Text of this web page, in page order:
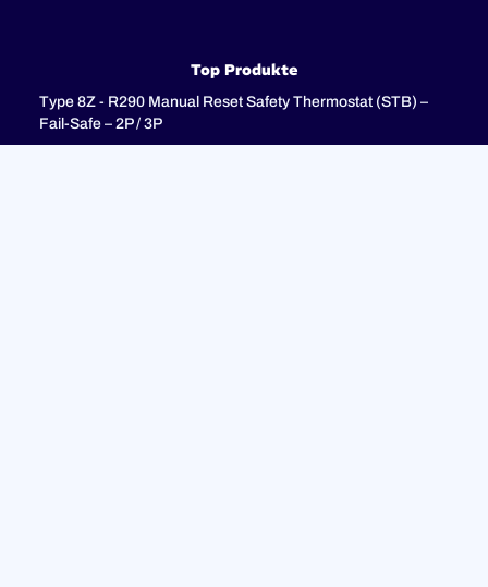
Top Produkte
Type 8Z - R290 Manual Reset Safety Thermostat (STB) –
Fail-Safe – 2P / 3P